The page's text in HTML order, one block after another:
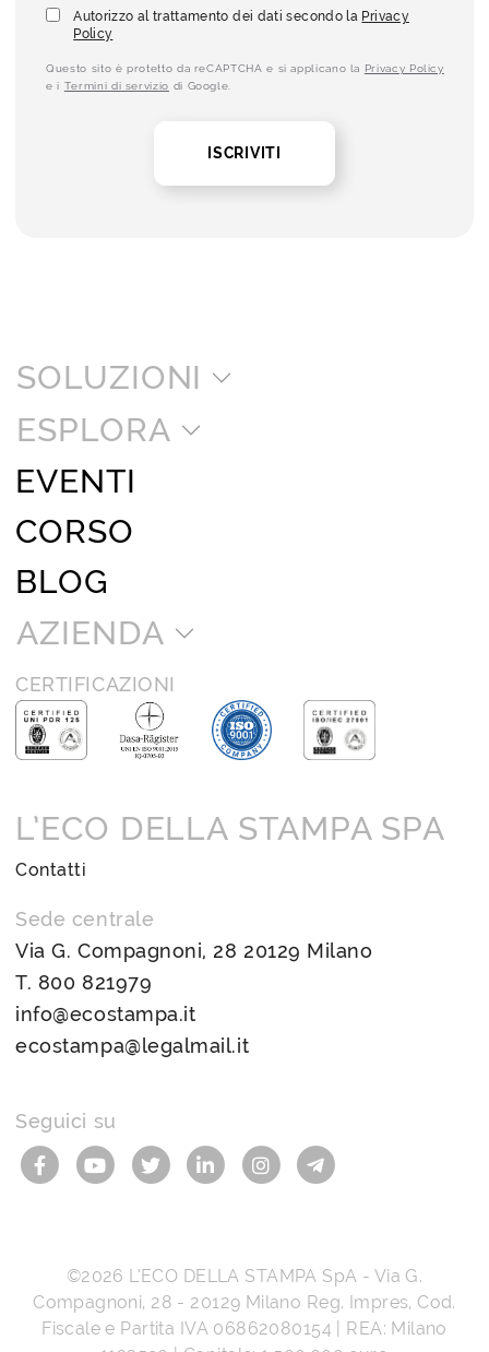
Autorizzo al trattamento dei dati secondo la Privacy
Policy
Questo sito è protetto da reCAPTCHA e si applicano la Privacy Policy
e i Termini di servizio di Google.
ISCRIVITI
SOLUZIONI
ESPLORA
EVENTI
CORSO
BLOG
AZIENDA
CERTIFICAZIONI
L’ECO DELLA STAMPA SPA
Contatti
Sede centrale
Via G. Compagnoni, 28 20129 Milano
T. 800 821979
info@ecostampa.it
ecostampa@legalmail.it
Seguici su
©2026 L’ECO DELLA STAMPA SpA - Via G.
Compagnoni, 28 - 20129 Milano Reg. Impres, Cod.
Fiscale e Partita IVA 06862080154 | REA: Milano